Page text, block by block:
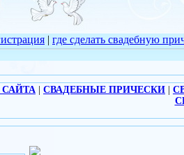
| где сделать свадебную
САЙТА СВАДЕБНЫЕ ПРИЧЕСКИ